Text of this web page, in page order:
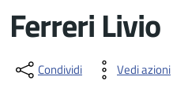
Ferreri Livio
Dettagli del
Condividi Vedi azioni